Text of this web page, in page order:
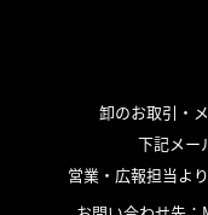
卸のお取引・
下記メー
営業・広報担当よ